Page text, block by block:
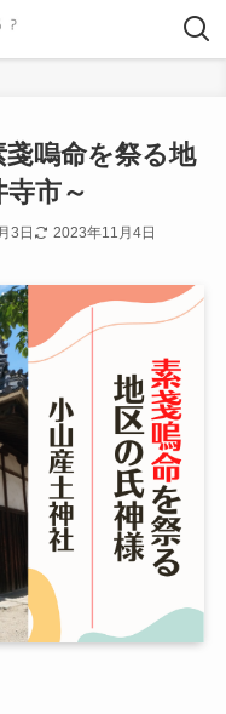
嗚命を祭る地
寺市～
3日 2023年11月4日